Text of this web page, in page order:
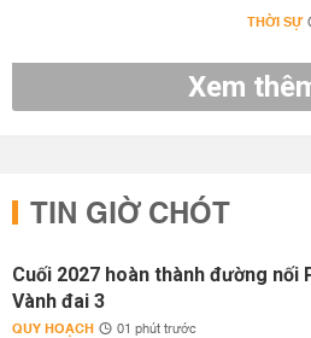
THỜI SỰ
Xem
TIN GIỜ CHÓT
Cuối 2027 hoàn thành đường nối
Vành đai 3
QUY HOẠCH 01 phút trước